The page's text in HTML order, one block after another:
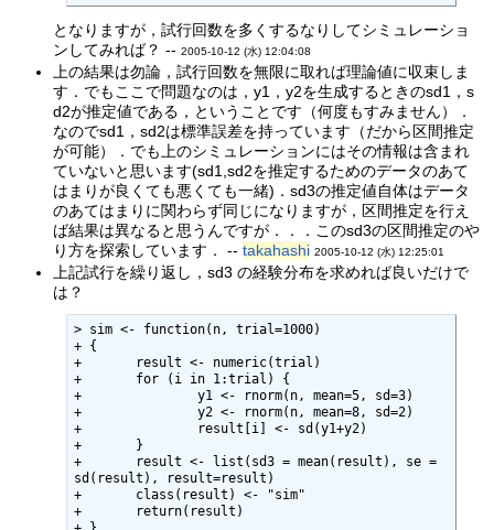
となりますが，試行回数を多くするなりしてシミュレーショ
ンしてみれば？ --2005-10-12 (水) 12:04:08
上の結果は勿論，試行回数を無限に取れば理論値に収束しま
す．でもここで問題なのは，y1，y2を生成するときのsd1，s
d2が推定値である，ということです（何度もすみません）．
なのでsd1，sd2は標準誤差を持っています（だから区間推定
が可能）．でも上のシミュレーションにはその情報は含まれ
ていないと思います(sd1,sd2を推定するためのデータのあて
はまりが良くても悪くても一緒)．sd3の推定値自体はデータ
のあてはまりに関わらず同じになりますが，区間推定を行え
ば結果は異なると思うんですが．．．このsd3の区間推定のや
り方を探索しています． --takahashi 2005-10-12 (水) 12:25:01
上記試行を繰り返し，sd3 の経験分布を求めれば良いだけで
は？
> sim <- function(n, trial=1000)
+ {
+ 	result <- numeric(trial)
+ 	for (i in 1:trial) {
+ 		y1 <- rnorm(n, mean=5, sd=3)
+ 		y2 <- rnorm(n, mean=8, sd=2)
+ 		result[i] <- sd(y1+y2)
+ 	}
+ 	result <- list(sd3 = mean(result), se =
sd(result), result=result)
+ 	class(result) <- "sim"
+  	return(result)